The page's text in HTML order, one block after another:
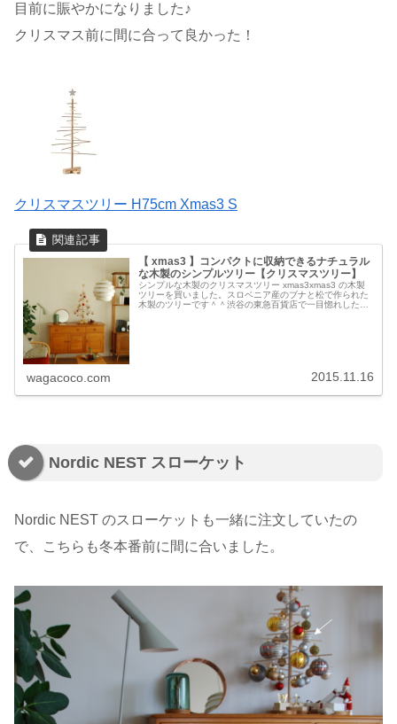
目前に賑やかになりました♪
クリスマス前に間に合って良かった！
クリスマスツリー H75cm Xmas3 S
【 xmas3 】コンパクトに収納できるナチュラル
な木製のシンプルツリー【クリスマスツリー】
シンプルな木製のクリスマスツリー xmas3xmas3 の木製
ツリーを買いました。スロベニア産のブナと松で作られた
木製のツリーです＾＾渋谷の東急百貨店で一目惚れしたツ
wagacoco.com 2015.11.16
Nordic NEST スローケット
Nordic NEST のスローケットも一緒に注文していたの
で、こちらも冬本番前に間に合いました。